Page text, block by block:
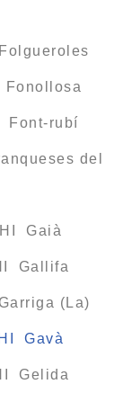
Font-rubí
del
Gaià
Gallifa
(La)
Gavà
Gelida